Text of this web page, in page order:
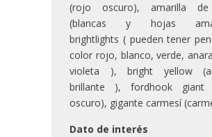
(rojo oscuro), amarilla
(blancas y hojas
brightlights ( pueden tener
color rojo, blanco, verde,
violeta ), bright yellow
brillante ), fordhook giant
oscuro), gigante carmesí
Dato de interés